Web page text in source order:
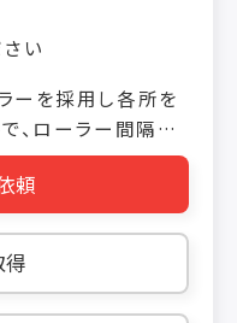
い
ーを採用し各所を
、ローラー間隔は
ッシュ、パイ、など
ンなどの延ばし作
ー Φ120 ローラー
ト(テーブル)
法
動力 3P 200V
頼
得